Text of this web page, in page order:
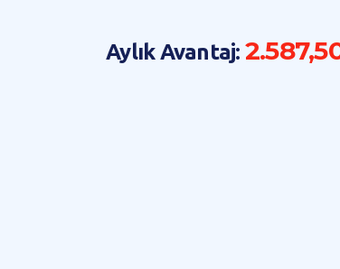
Aylık Avantaj: